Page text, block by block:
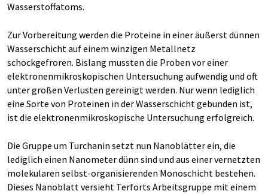
Wasserstoffatoms.
Zur Vorbereitung werden die Proteine in einer äußerst dünnen
Wasserschicht auf einem winzigen Metallnetz
schockgefroren. Bislang mussten die Proben vor einer
elektronenmikroskopischen Untersuchung aufwendig und oft
unter großen Verlusten gereinigt werden. Nur wenn lediglich
eine Sorte von Proteinen in der Wasserschicht gebunden ist,
ist die elektronenmikroskopische Untersuchung erfolgreich.
Die Gruppe um Turchanin setzt nun Nanoblätter ein, die
lediglich einen Nanometer dünn sind und aus einer vernetzten
molekularen selbst-organisierenden Monoschicht bestehen.
Dieses Nanoblatt versieht Terforts Arbeitsgruppe mit einem